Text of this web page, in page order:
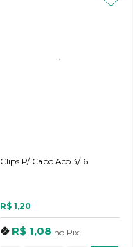
Clips P/ Cabo Aco 3/16
R$ 1,20
R$ 1,08 no Pix